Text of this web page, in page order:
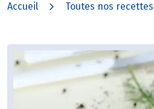
Accueil Toutes nos recettes